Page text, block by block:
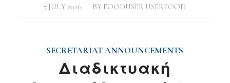
7 JULY 2026
/ BY FOODUSER USERFOOD
SECRETARIAT ANNOUNCEMENTS
Διαδικτυακή